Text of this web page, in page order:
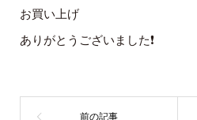
お買い上げ
ありがとうございました❗️